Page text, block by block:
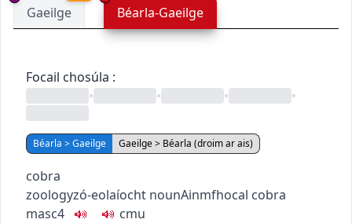
Gaeilge Béarla-Gaeilge
Focail chosúla :
•
• • •
Béarla > Gaeilge Gaeilge > Béarla (droim ar ais)
cobra
zoologyzó-eolaíocht nounAinmfhocal cobra
masc4
cmu